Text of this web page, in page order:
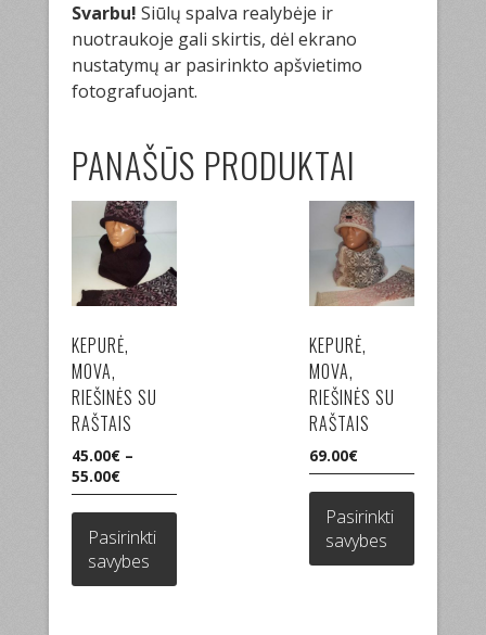
Svarbu! Siūlų spalva realybėje ir
nuotraukoje gali skirtis, dėl ekrano
nustatymų ar pasirinkto apšvietimo
fotografuojant.
PANAŠŪS PRODUKTAI
KEPURĖ,
MOVA,
RIEŠINĖS SU
RAŠTAIS
45.00€ –
55.00€
Pasirinkti
savybes
KEPURĖ,
MOVA,
RIEŠINĖS SU
RAŠTAIS
69.00€
Pasirinkti
savybes